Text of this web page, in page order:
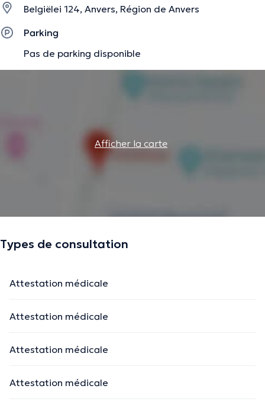
Belgiëlei 124, Anvers, Région de Anvers
Parking
Pas de parking disponible
Afficher la carte
Types de consultation
Attestation médicale
Attestation médicale
Attestation médicale
Attestation médicale